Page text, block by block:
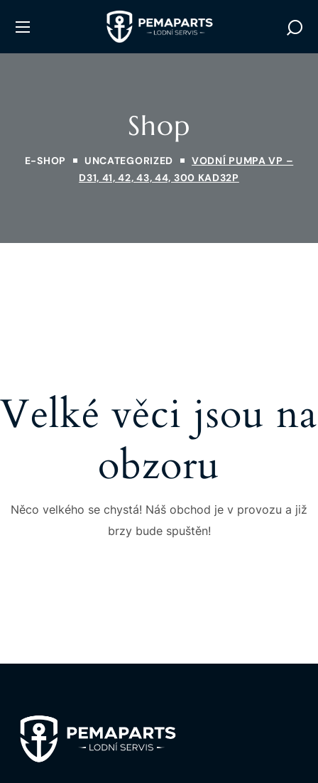
Shop
E-SHOP UNCATEGORIZED
VODNÍ PUMPA VP –
D31, 41, 42, 43, 44, 300 KAD32P
Velké věci jsou na
obzoru
Něco velkého se chystá! Náš obchod je v provozu a již
brzy bude spuštěn!